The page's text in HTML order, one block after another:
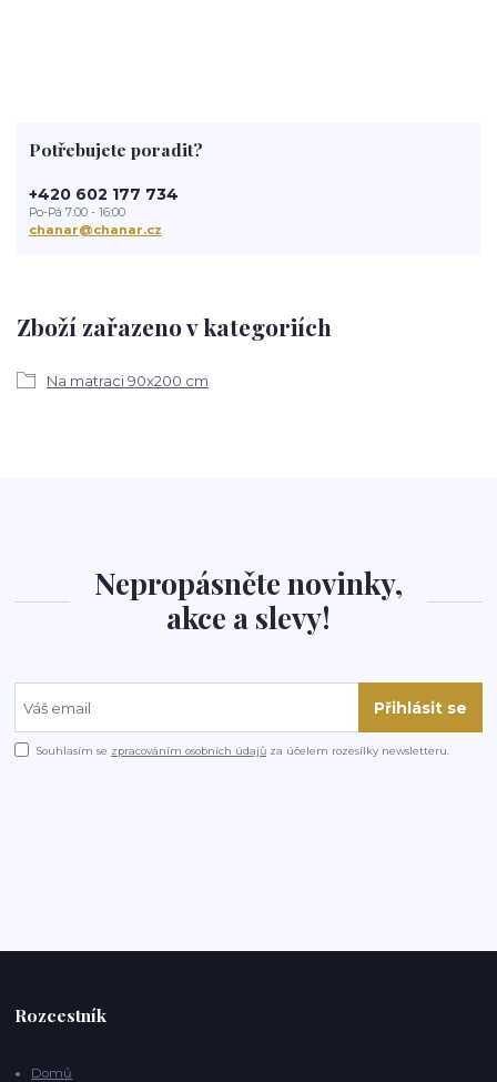
Zboží zařazeno v kategoriích
Na matraci 90x200 cm
Potřebujete poradit?
+420 602 177 734
Po-Pá 7:00 - 16:00
chanar@chanar.cz
Nepropásněte novinky,
akce a slevy!
Přihlásit se
Souhlasím se zpracováním osobních údajů za účelem rozesílky newsletteru.
Rozcestník
Domů